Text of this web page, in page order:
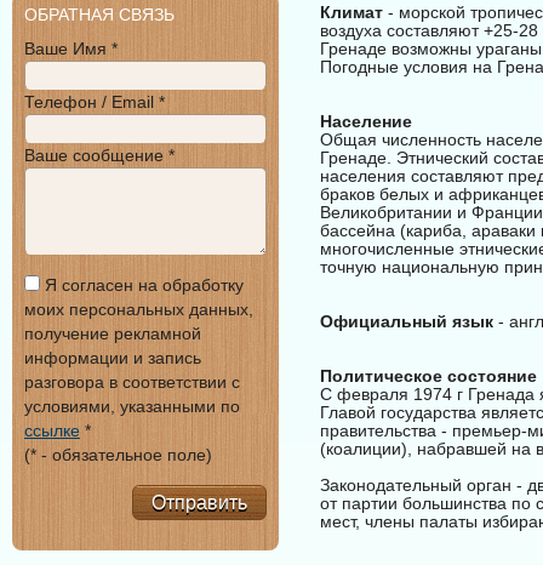
Климат - морской
воздуха составляют +25-
Гренаде возможны
Погодные условия на
Население
Общая численность
Гренаде. Этнический
населения составляют
браков белых и
Великобритании и
бассейна (кариба,
многочисленные
точную национальную
Официальный язык -
Политическое состояние
С февраля 1974 г Гренада
Главой государства
правительства - премьер-
(коалиции), набравшей на
Законодательный орган -
от партии большинства по
мест, члены палаты
ОБРАТНАЯ СВЯЗЬ
Ваше Имя *
Телефон / Email *
Ваше сообщение *
Я согласен на обработку
моих персональных данных,
получение рекламной
информации и запись
разговора в соответствии с
условиями, указанными по
ссылке *
(* - обязательное поле)
Отправить